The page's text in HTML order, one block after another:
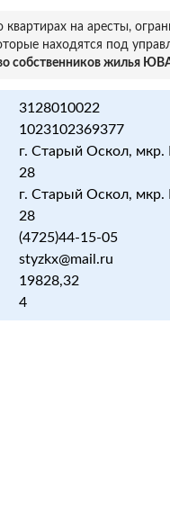
на аресты,
находятся под
собственников жилья
3128010022
1023102369377
г. Старый Оскол,
28
г. Старый Оскол,
28
(4725)44-15-05
styzkx@mail.ru
19828,32
4